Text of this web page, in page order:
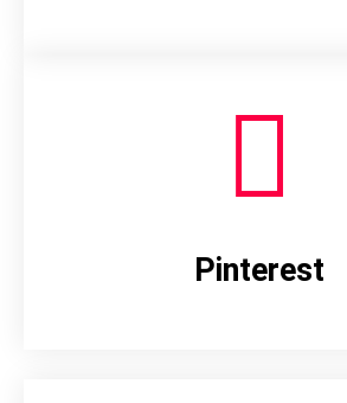
Pinterest